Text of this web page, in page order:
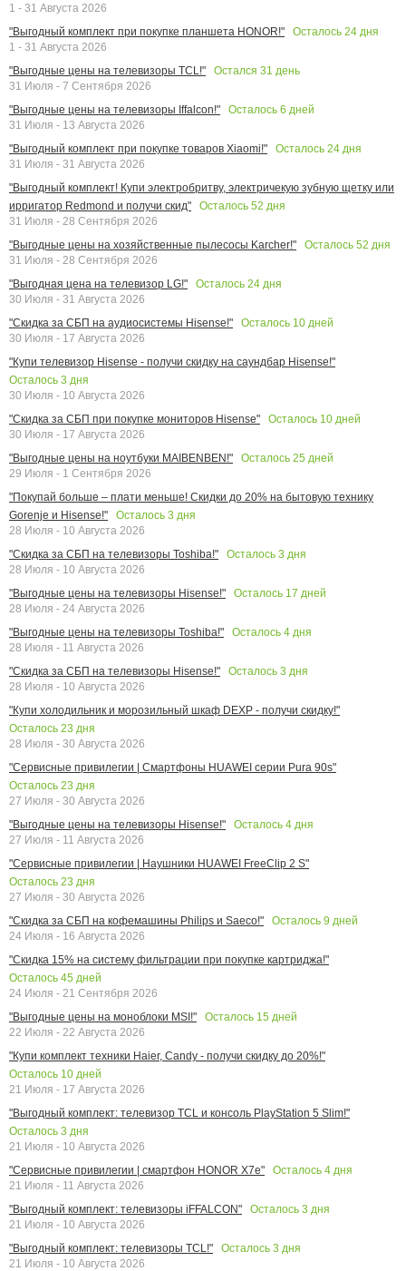
1 - 31 Августа 2026
"Выгодный комплект при покупке планшета HONOR!"
Осталось 24 дня
1 - 31 Августа 2026
"Выгодные цены на телевизоры TCL!"
Остался 31 день
31 Июля - 7 Сентября 2026
"Выгодные цены на телевизоры Iffalcon!"
Осталось 6 дней
31 Июля - 13 Августа 2026
"Выгодный комплект при покупке товаров Xiaomi!"
Осталось 24 дня
31 Июля - 31 Августа 2026
"Выгодный комплект! Купи электробритву, электричекую зубную щетку или
ирригатор Redmond и получи скид"
Осталось 52 дня
31 Июля - 28 Сентября 2026
"Выгодные цены на хозяйственные пылесосы Karcher!"
Осталось 52 дня
31 Июля - 28 Сентября 2026
"Выгодная цена на телевизор LG!"
Осталось 24 дня
30 Июля - 31 Августа 2026
"Скидка за СБП на аудиосистемы Hisense!"
Осталось 10 дней
30 Июля - 17 Августа 2026
"Купи телевизор Hisense - получи скидку на саундбар Hisense!"
Осталось 3 дня
30 Июля - 10 Августа 2026
"Скидка за СБП при покупке мониторов Hisense"
Осталось 10 дней
30 Июля - 17 Августа 2026
"Выгодные цены на ноутбуки MAIBENBEN!"
Осталось 25 дней
29 Июля - 1 Сентября 2026
"Покупай больше – плати меньше! Скидки до 20% на бытовую технику
Gorenje и Hisense!"
Осталось 3 дня
28 Июля - 10 Августа 2026
"Скидка за СБП на телевизоры Toshiba!"
Осталось 3 дня
28 Июля - 10 Августа 2026
"Выгодные цены на телевизоры Hisense!"
Осталось 17 дней
28 Июля - 24 Августа 2026
"Выгодные цены на телевизоры Toshiba!"
Осталось 4 дня
28 Июля - 11 Августа 2026
"Скидка за СБП на телевизоры Hisense!"
Осталось 3 дня
28 Июля - 10 Августа 2026
"Купи холодильник и морозильный шкаф DEXP - получи скидку!"
Осталось 23 дня
28 Июля - 30 Августа 2026
"Сервисные привилегии | Смартфоны HUAWEI серии Pura 90s"
Осталось 23 дня
27 Июля - 30 Августа 2026
"Выгодные цены на телевизоры Hisense!"
Осталось 4 дня
27 Июля - 11 Августа 2026
"Сервисные привилегии | Наушники HUAWEI FreeClip 2 S"
Осталось 23 дня
27 Июля - 30 Августа 2026
"Скидка за СБП на кофемашины Philips и Saeco!"
Осталось 9 дней
24 Июля - 16 Августа 2026
"Скидка 15% на систему фильтрации при покупке картриджа!"
Осталось 45 дней
24 Июля - 21 Сентября 2026
"Выгодные цены на моноблоки MSI!"
Осталось 15 дней
22 Июля - 22 Августа 2026
"Купи комплект техники Haier, Candy - получи скидку до 20%!"
Осталось 10 дней
21 Июля - 17 Августа 2026
"Выгодный комплект: телевизор TCL и консоль PlayStation 5 Slim!"
Осталось 3 дня
21 Июля - 10 Августа 2026
"Сервисные привилегии | смартфон HONOR X7e"
Осталось 4 дня
21 Июля - 11 Августа 2026
"Выгодный комплект: телевизоры iFFALCON"
Осталось 3 дня
21 Июля - 10 Августа 2026
"Выгодный комплект: телевизоры TCL!"
Осталось 3 дня
21 Июля - 10 Августа 2026